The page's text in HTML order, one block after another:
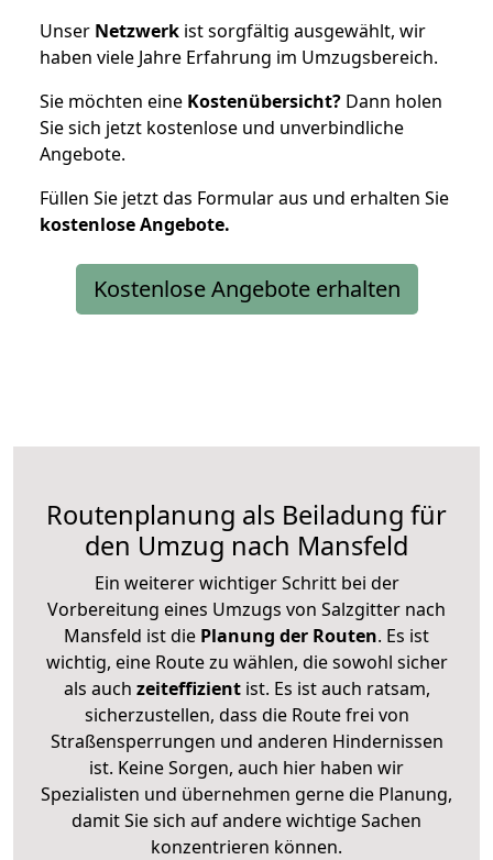
Unser Netzwerk ist sorgfältig ausgewählt, wir
haben viele Jahre Erfahrung im Umzugsbereich.
Sie möchten eine Kostenübersicht? Dann holen
Sie sich jetzt kostenlose und unverbindliche
Angebote.
Füllen Sie jetzt das Formular aus und erhalten Sie
kostenloseAngebote.
Kostenlose Angebote erhalten
Routenplanung als Beiladung für
den Umzug nach Mansfeld
Ein weiterer wichtiger Schritt bei der
Vorbereitung eines Umzugs von Salzgitter nach
Mansfeld ist die Planung der Routen. Es ist
wichtig, eine Route zu wählen, die sowohl sicher
als auch zeiteffizientist. Es ist auch ratsam,
sicherzustellen, dass die Route frei von
Straßensperrungen und anderen Hindernissen
ist. Keine Sorgen, auch hier haben wir
Spezialisten und übernehmen gerne die Planung,
damit Sie sich auf andere wichtige Sachen
konzentrieren können.